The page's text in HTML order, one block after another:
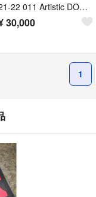
21-22 011 Artistic DOUBLE FLY SPIN
30,000
1